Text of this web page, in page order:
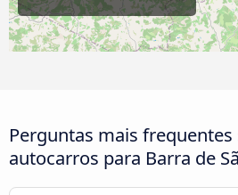
Perguntas mais frequentes
autocarros para Barra de